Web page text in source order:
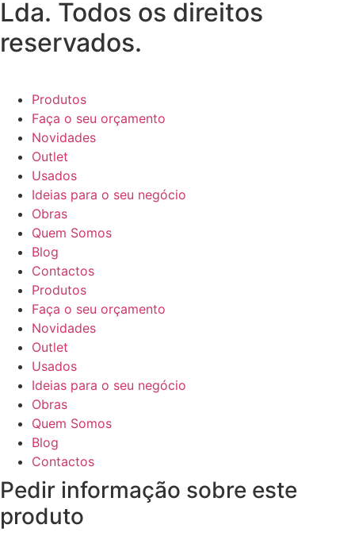
Lda. Todos os direitos
reservados.
Produtos
Faça o seu orçamento
Novidades
Outlet
Usados
Ideias para o seu negócio
Obras
Quem Somos
Blog
Contactos
Produtos
Faça o seu orçamento
Novidades
Outlet
Usados
Ideias para o seu negócio
Obras
Quem Somos
Blog
Contactos
Pedir informação sobre este
produto